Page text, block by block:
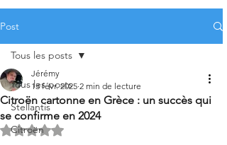
Post
Tous les posts
Stellantis
Citroën
Tous les posts
Citroën cartonne en Grèce : un succès qui
se confirme en 2024
Jérémy
13 févr. 2025 2 min de lecture
Noté NaN étoiles sur 5.